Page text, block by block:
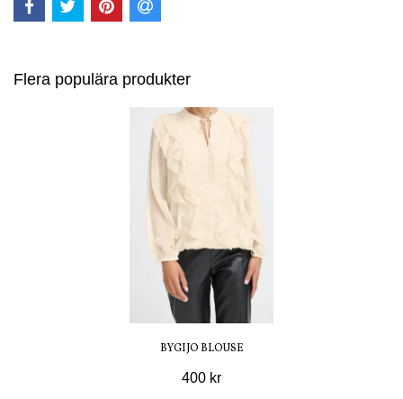
Flera populära produkter
BYGIJO BLOUSE
400 kr